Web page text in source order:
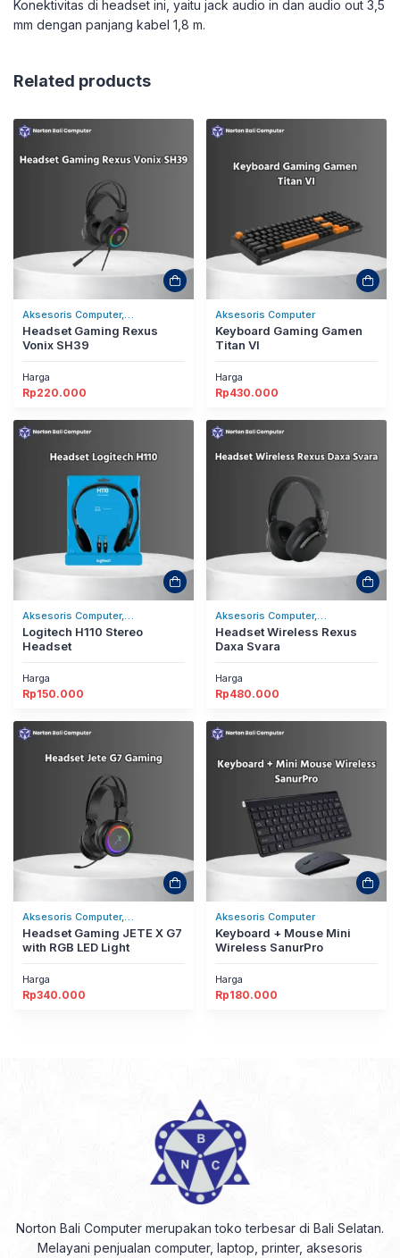
Konektivitas di headset ini, yaitu jack audio in dan audio out 3,5
mm dengan panjang kabel 1,8 m.
Related products
Aksesoris Computer,
Headset/Headphones
Headset Gaming Rexus
Vonix SH39
Harga
Rp220.000
Aksesoris Computer
Keyboard Gaming Gamen
Titan VI
Harga
Rp430.000
Aksesoris Computer,
Headset/Headphones
Logitech H110 Stereo
Headset
Harga
Rp150.000
Aksesoris Computer,
Headset/Headphones
Headset Wireless Rexus
Daxa Svara
Harga
Rp480.000
Aksesoris Computer,
Headset/Headphones
Headset Gaming JETE X G7
with RGB LED Light
Harga
Rp340.000
Aksesoris Computer
Keyboard + Mouse Mini
Wireless SanurPro
Harga
Rp180.000
Norton Bali Computer merupakan toko terbesar di Bali Selatan.
Melayani penjualan computer, laptop, printer, aksesoris